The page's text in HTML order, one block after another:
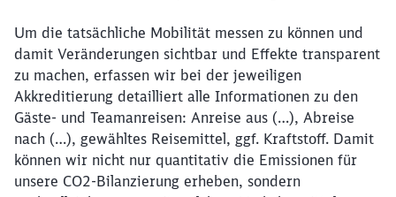
Um die tatsächliche Mobilität messen zu können und
damit Veränderungen sichtbar und Effekte transparent
zu machen, erfassen wir bei der jeweiligen
Akkreditierung detailliert alle Informationen zu den
Gäste- und Teamanreisen: Anreise aus (…), Abreise
nach (…), gewähltes Reisemittel, ggf. Kraftstoff. Damit
können wir nicht nur quantitativ die Emissionen für
unsere CO2-Bilanzierung erheben, sondern